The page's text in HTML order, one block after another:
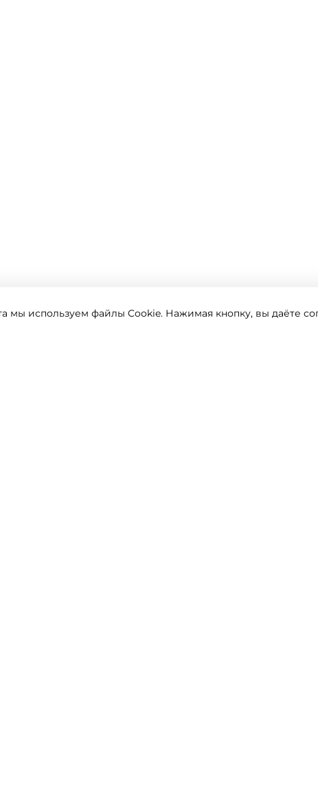
мы используем файлы Cookie. Нажимая кнопку, вы даёте